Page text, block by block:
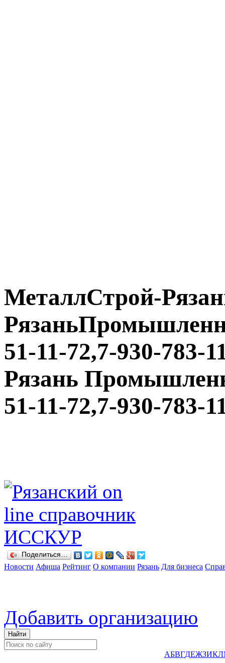
МеталлСтрой-
51-11-72,7-930-783-
Рязань
51-11-72,7-930-783-
Поделиться…
Новости Афиша Рейтинг О компании Рязань Для бизнеса
Добавить организацию
АБВГДЕЖЗИКЛ